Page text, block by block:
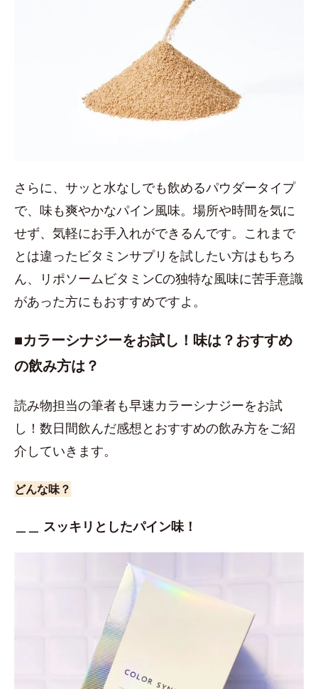
さらに、サッと水なしでも飲めるパウダータイプ
で、味も爽やかなパイン風味。場所や時間を気に
せず、気軽にお手入れができるんです。これまで
とは違ったビタミンサプリを試したい方はもちろ
ん、リポソームビタミンCの独特な風味に苦手意識
があった方にもおすすめですよ。
■カラーシナジーをお試し！味は？おすすめ
の飲み方は？
読み物担当の筆者も早速カラーシナジーをお試
し！数日間飲んだ感想とおすすめの飲み方をご紹
介していきます。
どんな味？
＿＿ スッキリとしたパイン味！